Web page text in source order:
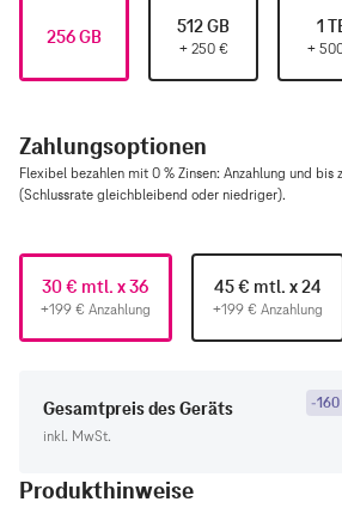
256 GB 512 GB
+ 250 €
1
+
Zahlungsoptionen
Flexibel bezahlen mit 0 % Zinsen: Anzahlung und bis
(Schlussrate gleichbleibend oder niedriger).
30 € mtl. x 36
+199 € Anzahlung
45 € mtl. x 24
+199 € Anzahlung
Gesamtpreis des Geräts
inkl. MwSt.
-160
Produkthinweise